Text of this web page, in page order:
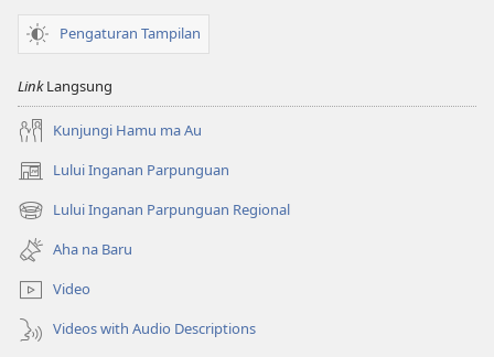
Pengaturan Tampilan
LinkLangsung
Kunjungi Hamu ma Au
Lului Inganan Parpunguan
(opens
new
window)
Lului Inganan Parpunguan Regional
(opens
new
window)
Aha na Baru
Video
Videos with Audio Descriptions